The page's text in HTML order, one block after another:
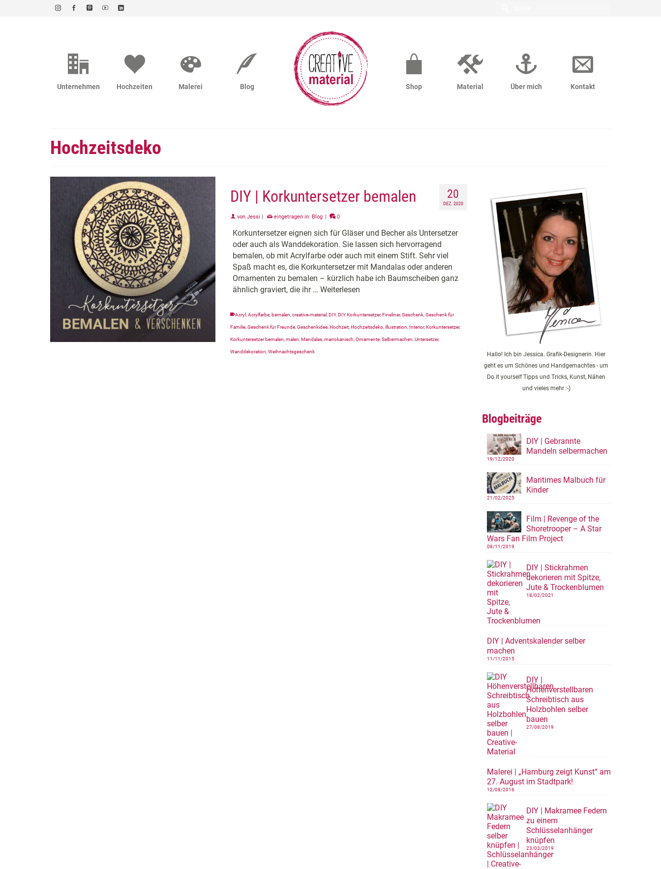
Unternehmen Hochzeiten Malerei Blog Shop Material Über mich Kontakt
Hochzeitsdeko
20
DEZ. 2020
DIY | Korkuntersetzer bemalen
von Jessi eingetragen in: Blog 0
Korkuntersetzer eignen sich für Gläser und Becher als Untersetzer
oder auch als Wanddekoration. Sie lassen sich hervorragend
bemalen, ob mit Acrylfarbe oder auch mit einem Stift. Sehr viel
Spaß macht es, die Korkuntersetzer mit Mandalas oder anderen
Ornamenten zu bemalen – kürzlich habe ich Baumscheiben ganz
ähnlich graviert, die ihr … Weiterlesen
Acryl,Acrylfarbe, bemalen,creative-material,DIY,DIY Korkuntersetzer,Fineliner,Geschenk,Geschenk für
Familie,Geschenk für Freunde,Geschenkidee,Hochzeit,Hochzeitsdeko,illustration,Interior,Korkuntersetzer,
Korkuntersetzer bemalen,malen,Mandalas,marrokanisch,Ornamente,Selbermachen,Untersetzer,
Wanddekoration,Weihnachtsgeschenk
Hallo! Ich bin Jessica. Grafik-Designerin. Hier
geht es um Schönes und Handgemachtes - um
Do it yourself Tipps und Tricks, Kunst, Nähen
und vieles mehr :-)
Blogbeiträge
DIY | Gebrannte
Mandeln selbermachen
19/12/2020
Maritimes Malbuch für
Kinder
21/02/2025
Film | Revenge of the
Shoretrooper – A Star
Wars Fan Film Project
08/11/2019
DIY | Stickrahmen
dekorieren mit Spitze,
Jute & Trockenblumen
18/02/2021
DIY | Adventskalender selber
machen
11/11/2015
DIY |
Höhenverstellbaren
Schreibtisch aus
Holzbohlen selber
bauen
27/08/2019
Malerei | „Hamburg zeigt Kunst“ am
27. August im Stadtpark!
12/08/2016
DIY | Makramee Federn
zu einem
Schlüsselanhänger
knüpfen
23/03/2019